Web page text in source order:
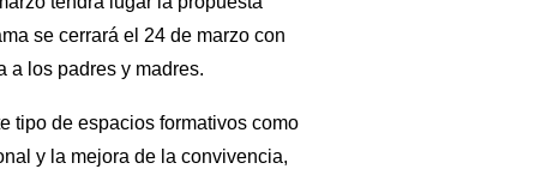
se cerrará el 24 de marzo con
a los padres y madres.
tipo de espacios formativos como
y la mejora de la convivencia,